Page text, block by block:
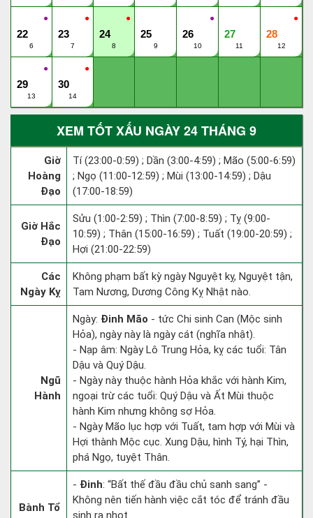
●
22
6
●
23
7
●
24
8
25
9
●
26
10
27
11
●
28
12
●
29
13
●
30
14
XEM TỐT XẤU NGÀY 24 THÁNG 9
Giờ
Hoàng
Đạo
Tí (23:00-0:59) ; Dần (3:00-4:59) ; Mão (5:00-6:59)
; Ngọ (11:00-12:59) ; Mùi (13:00-14:59) ; Dậu
(17:00-18:59)
Giờ Hắc
Đạo
Sửu (1:00-2:59) ; Thìn (7:00-8:59) ; Tỵ (9:00-
10:59) ; Thân (15:00-16:59) ; Tuất (19:00-20:59) ;
Hợi (21:00-22:59)
Các
Ngày Kỵ
Không phạm bất kỳ ngày Nguyệt kỵ, Nguyệt tận,
Tam Nương, Dương Công Kỵ Nhật nào.
Ngũ
Hành
Ngày: Đinh Mão - tức Chi sinh Can (Mộc sinh
Hỏa), ngày này là ngày cát (nghĩa nhật).
- Nạp âm: Ngày Lô Trung Hỏa, kỵ các tuổi: Tân
Dậu và Quý Dậu.
- Ngày này thuộc hành Hỏa khắc với hành Kim,
ngoại trừ các tuổi: Quý Dậu và Ất Mùi thuộc
hành Kim nhưng không sợ Hỏa.
- Ngày Mão lục hợp với Tuất, tam hợp với Mùi và
Hợi thành Mộc cục. Xung Dậu, hình Tý, hại Thìn,
phá Ngọ, tuyệt Thân.
Bành Tổ
- Đinh: “Bất thế đầu đầu chủ sanh sang” -
Không nên tiến hành việc cắt tóc để tránh đầu
sinh ra nhọt